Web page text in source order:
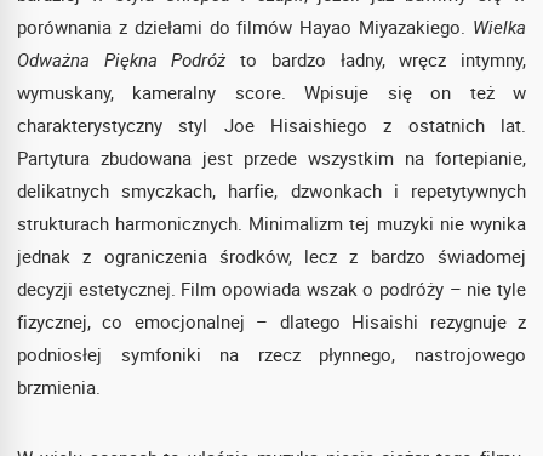
porównania z dziełami do filmów Hayao Miyazakiego. Wielka
Odważna Piękna Podróżto bardzo ładny, wręcz intymny,
wymuskany, kameralny score. Wpisuje się on też w
charakterystyczny styl Joe Hisaishiego z ostatnich lat.
Partytura zbudowana jest przede wszystkim na fortepianie,
delikatnych smyczkach, harfie, dzwonkach i repetytywnych
strukturach harmonicznych. Minimalizm tej muzyki nie wynika
jednak z ograniczenia środków, lecz z bardzo świadomej
decyzji estetycznej. Film opowiada wszak o podróży – nie tyle
fizycznej, co emocjonalnej – dlatego Hisaishi rezygnuje z
podniosłej symfoniki na rzecz płynnego, nastrojowego
brzmienia.